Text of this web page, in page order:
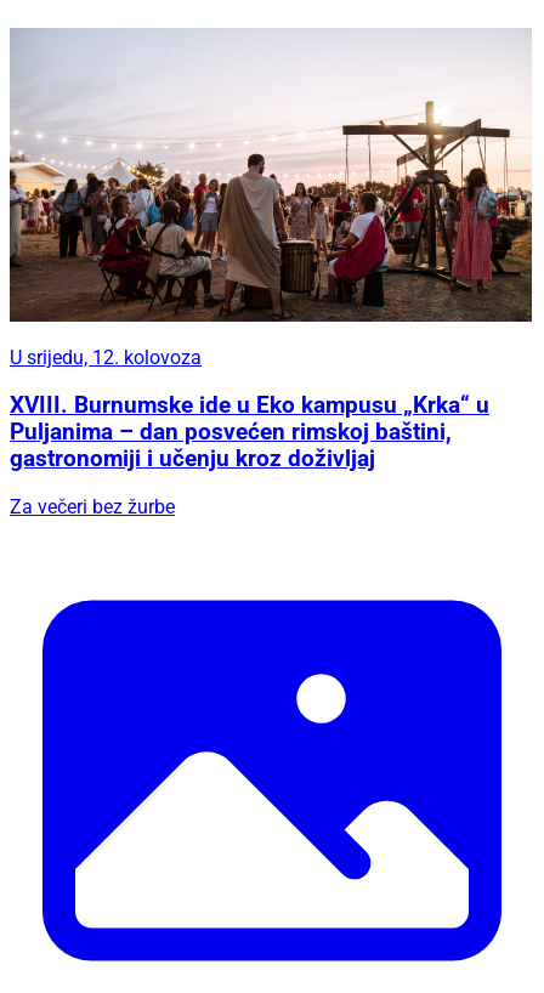
U srijedu, 12. kolovoza
XVIII. Burnumske ide u Eko kampusu „Krka“ u
Puljanima – dan posvećen rimskoj baštini,
gastronomiji i učenju kroz doživljaj
Za večeri bez žurbe